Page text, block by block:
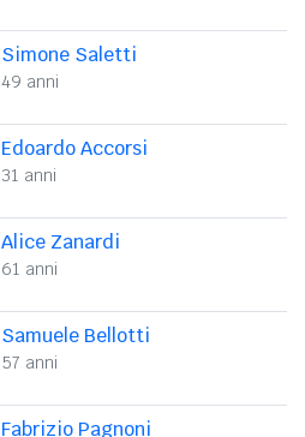
Simone Saletti
49 anni
Edoardo Accorsi
31 anni
Alice Zanardi
61 anni
Samuele Bellotti
57 anni
Fabrizio Pagnoni